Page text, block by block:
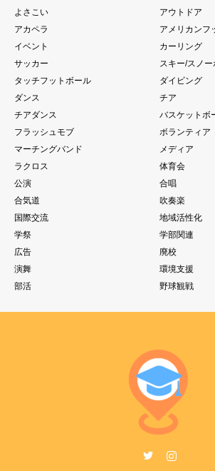
よさこい
アウトドア
アカペラ
アメリカンフ
イベント
カーリング
サッカー
スキー/スノー
タッチフットボール
ダイビング
ダンス
チア
チアダンス
バスケットボ
フラッシュモブ
ボランティア
マーチングバンド
メディア
ラクロス
体育会
公演
合唱
合気道
吹奏楽
国際交流
地域活性化
学祭
学部関連
広告
廃校
演舞
環境支援
部活
野球観戦